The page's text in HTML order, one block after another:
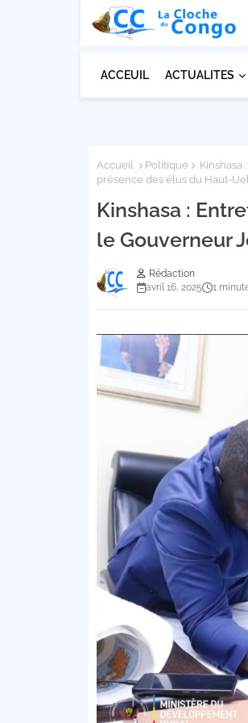
ACCEUIL ACTUALITES
Accueil Politique
présence des élus du Haut-
Kinshasa :
le Gouverneur
Rédaction
avril 16, 2025
1